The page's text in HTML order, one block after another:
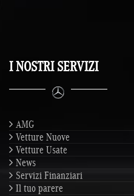
I NOSTRI SERVIZI
AMG
Vetture Nuove
Vetture Usate
News
Servizi Finanziari
Il tuo parere